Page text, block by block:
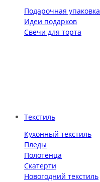
Подарочная упаковка
Идеи подарков
Свечи для торта
Текстиль
Кухонный текстиль
Пледы
Полотенца
Скатерти
Новогодний текстиль